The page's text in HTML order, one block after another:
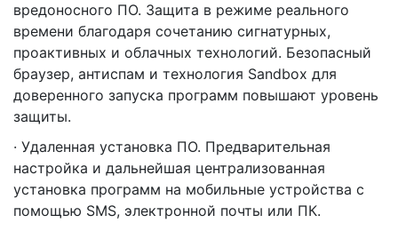
вредоносного ПО. Защита в режиме реального
времени благодаря сочетанию сигнатурных,
проактивных и облачных технологий. Безопасный
браузер, антиспам и технология Sandbox для
доверенного запуска программ повышают уровень
защиты.
· Удаленная установка ПО. Предварительная
настройка и дальнейшая централизованная
установка программ на мобильные устройства с
помощью SMS, электронной почты или ПК.